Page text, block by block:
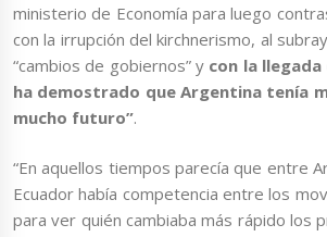
ministerio de Economía para luego
con la irrupción del kirchnerismo, al
“cambios de gobiernos” y con la llegada
ha demostrado que Argentina tenía
mucho futuro”.
“En aquellos tiempos parecía que entre
Ecuador había competencia entre los
para ver quién cambiaba más rápido los